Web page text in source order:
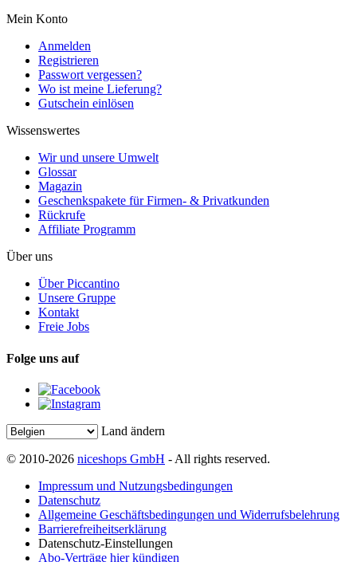
Mein Konto
Anmelden
Registrieren
Passwort vergessen?
Wo ist meine Lieferung?
Gutschein einlösen
Wissenswertes
Wir und unsere Umwelt
Glossar
Magazin
Geschenkspakete für Firmen- & Privatkunden
Rückrufe
Affiliate Programm
Über uns
Über Piccantino
Unsere Gruppe
Kontakt
Freie Jobs
Folge uns auf
Land ändern
© 2010-2026 niceshops GmbH - All rights reserved.
Impressum und Nutzungsbedingungen
Datenschutz
Allgemeine Geschäftsbedingungen und Widerrufsbelehrung
Barrierefreiheitserklärung
Datenschutz-Einstellungen
Abo-Verträge hier kündigen